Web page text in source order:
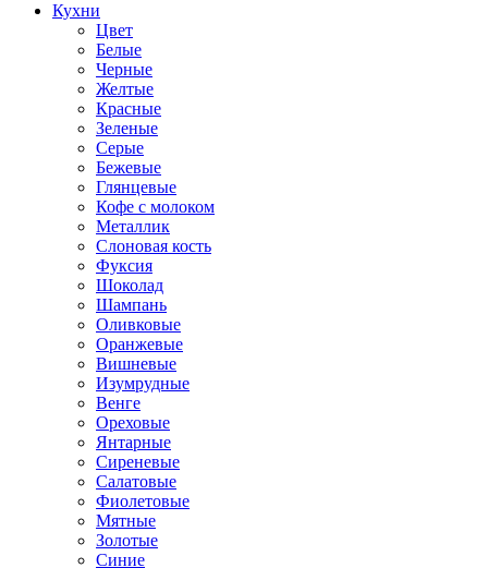
Кухни
Цвет
Белые
Черные
Желтые
Красные
Зеленые
Серые
Бежевые
Глянцевые
Кофе с молоком
Металлик
Слоновая кость
Фуксия
Шоколад
Шампань
Оливковые
Оранжевые
Вишневые
Изумрудные
Венге
Ореховые
Янтарные
Сиреневые
Салатовые
Фиолетовые
Мятные
Золотые
Синие